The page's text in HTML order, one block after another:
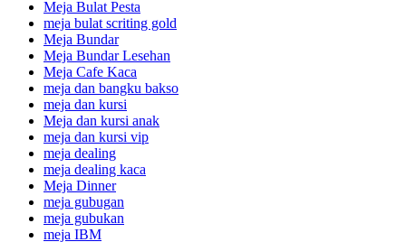
Meja Bulat Pesta
meja bulat scriting gold
Meja Bundar
Meja Bundar Lesehan
Meja Cafe Kaca
meja dan bangku bakso
meja dan kursi
Meja dan kursi anak
meja dan kursi vip
meja dealing
meja dealing kaca
Meja Dinner
meja gubugan
meja gubukan
meja IBM